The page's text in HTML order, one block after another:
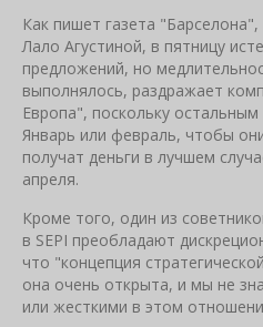
Как пишет газета
Лало Агустиной, в пятницу
предложений, но
выполнялось, раздражает
Европа", поскольку
Январь или февраль, чтобы
получат деньги в лучшем
апреля.
Кроме того, один из
в SEPI преобладают
что "концепция
она очень открыта, и мы не
или жесткими в этом